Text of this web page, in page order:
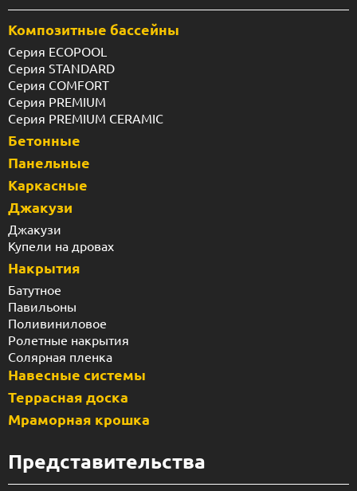
Композитные бассейны
Серия ECOPOOL
Серия STANDARD
Серия COMFORT
Серия PREMIUM
Серия PREMIUM CERAMIC
Бетонные
Панельные
Каркасные
Джакузи
Джакузи
Купели на дровах
Накрытия
Батутное
Павильоны
Поливиниловое
Ролетные накрытия
Солярная пленка
Навесные системы
Террасная доска
Мраморная крошка
Представительства